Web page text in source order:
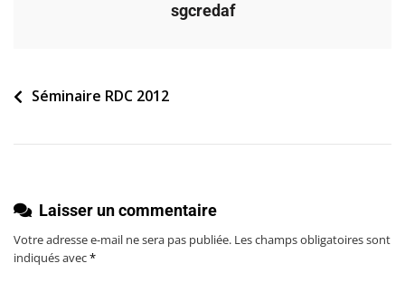
sgcredaf
Navigation
l’article
Séminaire RDC 2012
Laisser un commentaire
Votre adresse e-mail ne sera pas publiée. Les champs obligatoires sont
indiqués avec*